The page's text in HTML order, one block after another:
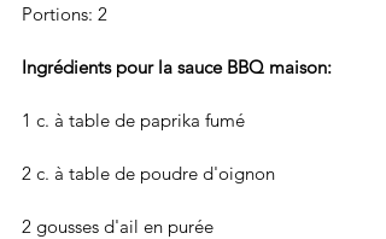
Portions: 2
Ingrédients pour la sauce BBQ maison:
1 c. à table de paprika fumé
2 c. à table de poudre d'oignon
2 gousses d'ail en purée